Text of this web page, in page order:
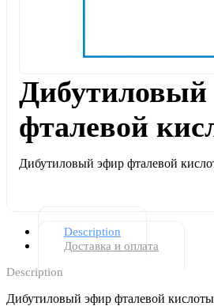
Дибутиловый
фталевой
Дибутиловый эфир фталевой
Description
Доставка и оплата
Description
Дибутиловый эфир фталевой кислоты